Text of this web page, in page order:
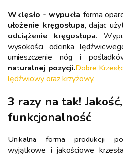
Wklęsło - wypukła forma
ułożenie kręgosłupa, dając
odciążenie kręgosłupa.
wysokości odcinka
umieszczenie nóg i
naturalnej pozycji.Dobre
lędźwiowy oraz krzyżowy.
3 razy na tak!
funkcjonalność
Unikalna forma produkcji
wyjątkowe i jakościowe